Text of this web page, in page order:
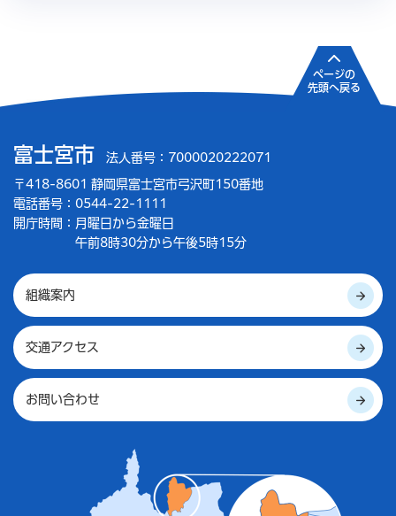
富士宮市 法人番号：7000020222071
〒418-8601 静岡県富士宮市弓沢町150番地
電話番号：0544-22-1111
開庁時間： 月曜日から金曜日
午前8時30分から午後5時15分
組織案内
交通アクセス
お問い合わせ
ページの
先頭へ戻る